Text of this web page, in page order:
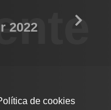
2022
de cookies